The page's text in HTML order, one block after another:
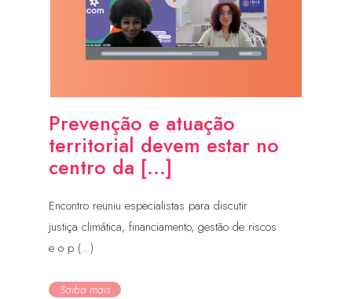
Prevenção e atuação
territorial devem estar no
centro da [...]
Encontro reuniu especialistas para discutir
justiça climática, financiamento, gestão de riscos
e o p (...)
Saiba mais